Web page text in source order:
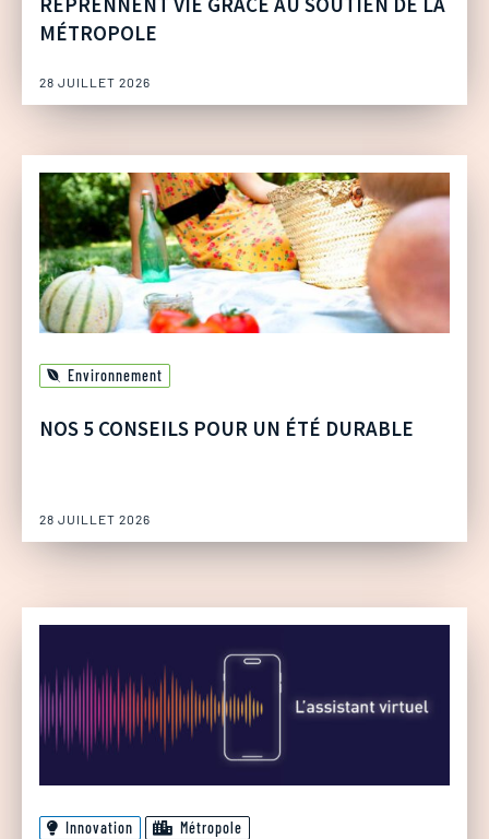
MÉTROPOLE
28 JUILLET 2026
Environnement
NOS 5 CONSEILS POUR UN ÉTÉ DURABLE
28 JUILLET 2026
Innovation Métropole